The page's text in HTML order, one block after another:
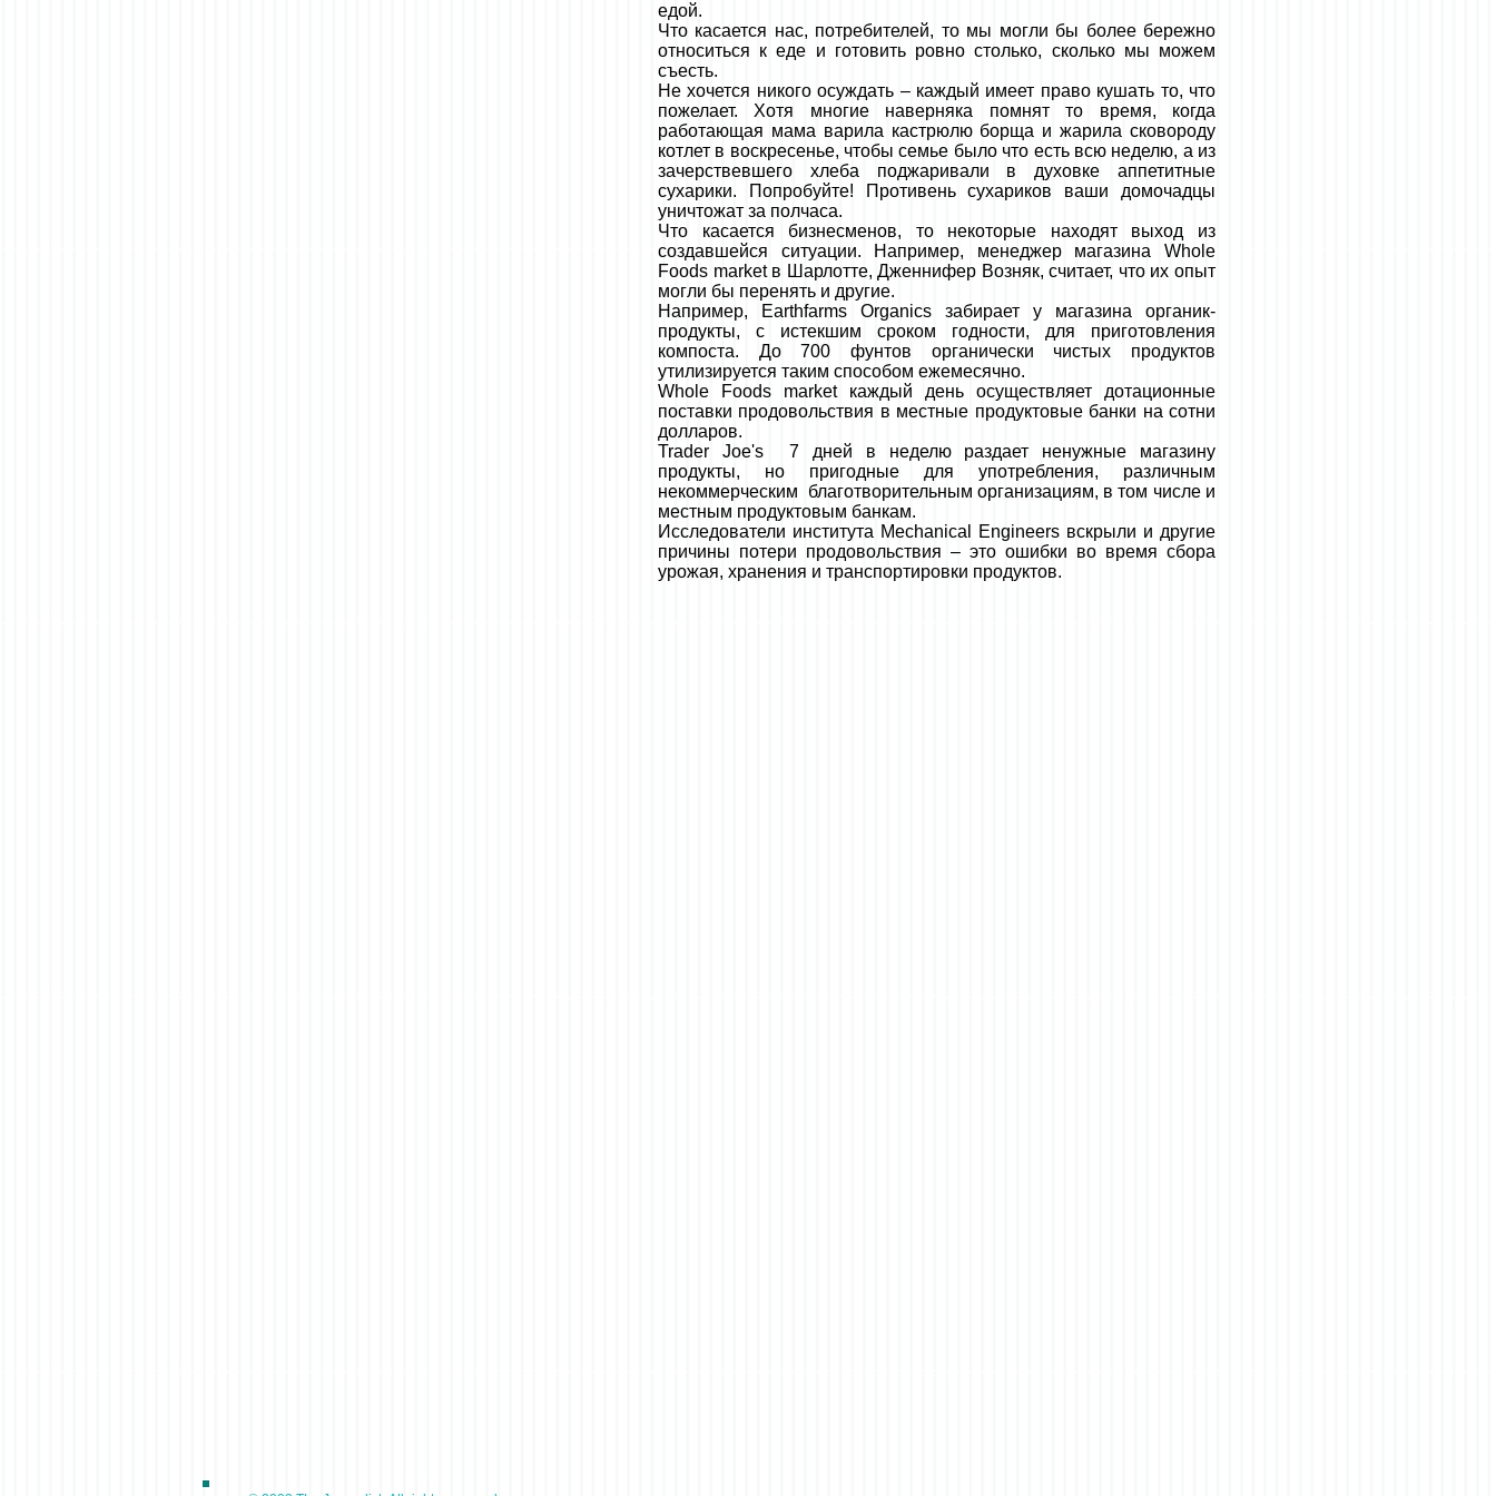
едой.
Что касается нас, потребителей, то мы могли бы более бережно
относиться к еде и готовить ровно столько, сколько мы можем
съесть.
Не хочется никого осуждать – каждый имеет право кушать то, что
пожелает. Хотя многие наверняка помнят то время, когда
работающая мама варила кастрюлю борща и жарила сковороду
котлет в воскресенье, чтобы семье было что есть всю неделю, а из
зачерствевшего хлеба поджаривали в духовке аппетитные
сухарики. Попробуйте! Противень сухариков ваши домочадцы
уничтожат за полчаса.
Что касается бизнесменов, то некоторые находят выход из
создавшейся ситуации. Например, менеджер магазина Whole
Foods market в Шарлотте, Дженнифер Возняк, считает, что их опыт
могли бы перенять и другие.
Например, Earthfarms Organics забирает у магазина органик-
продукты, с истекшим сроком годности, для приготовления
компоста. До 700 фунтов органически чистых продуктов
утилизируется таким способом ежемесячно.
Whole Foods market каждый день осуществляет дотационные
поставки продовольствия в местные продуктовые банки на сотни
долларов.
Trader Joe's 7 дней в неделю раздает ненужные магазину
продукты, но пригодные для употребления, различным
некоммерческим благотворительным организациям, в том числе и
местным продуктовым банкам.
Исследователи института Mechanical Engineers вскрыли и другие
причины потери продовольствия – это ошибки во время сбора
урожая, хранения и транспортировки продуктов.